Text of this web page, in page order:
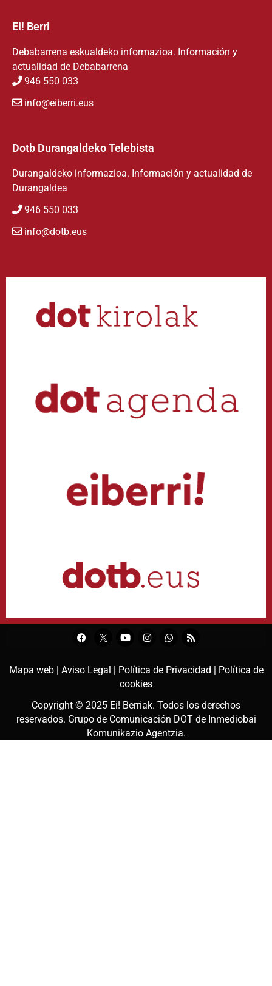
EI! Berri
Debabarrena eskualdeko informazioa. Información y
actualidad de Debabarrena
946 550 033
info@eiberri.eus
Dotb Durangaldeko Telebista
Durangaldeko informazioa. Información y actualidad de
Durangaldea
946 550 033
info@dotb.eus
Mapa web | Aviso Legal | Política de Privacidad |
Política de
cookies
Copyright © 2025 Ei! Berriak. Todos los derechos
reservados. Grupo de Comunicación DOT de Inmediobai
Komunikazio Agentzia.